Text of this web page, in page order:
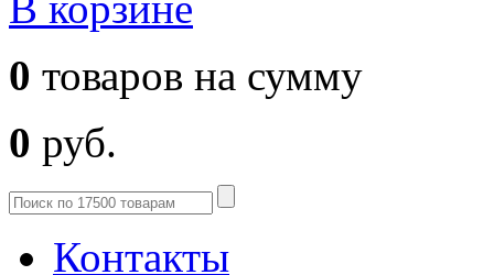
0 товаров на сумму
0 руб.
Контакты